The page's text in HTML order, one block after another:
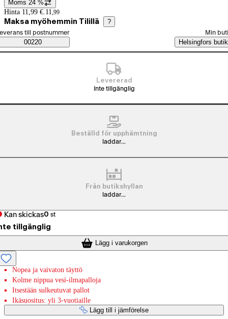
Prisinformation
Moms 24 %
Hinta 11,99 €. 11 ,99
Maksa myöhemmin Tilillä ?
Saatavuustiedot
beställningssätt
till postnummer
00220
Min
Helsingfors butik
Levererad
Inte tillgänglig
Beställd för upphämtning
laddar...
Från butikshyllan
laddar...
Kan skickas0 st
tillgänglig
Lägg i varukorgen
Nopea ja vaivaton täyttö
Kolme nippua vesi-ilmapalloja
Itsestään sulkeutuvat pallot
Ikäsuositus: yli 3-vuotiaille
Lägg till i jämförelse